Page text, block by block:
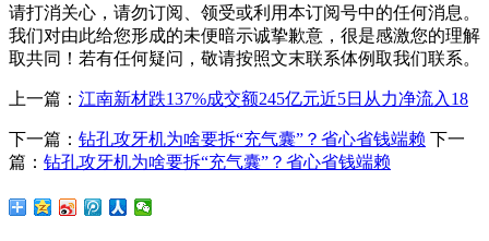
请打消关心，请勿订阅、领受或利用本订阅号中的任何消息。
我们对由此给您形成的未便暗示诚挚歉意，很是感激您的理解
取共同！若有任何疑问，敬请按照文末联系体例取我们联系。
上一篇： 江南新材跌137%成交额245亿元近5日从力净流入18
下一篇： 钻孔攻牙机为啥要拆“充气囊”？省心省钱端赖 下一
篇： 钻孔攻牙机为啥要拆“充气囊”？省心省钱端赖